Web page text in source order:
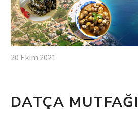
20 Ekim 2021
DATÇA MUTFAĞI